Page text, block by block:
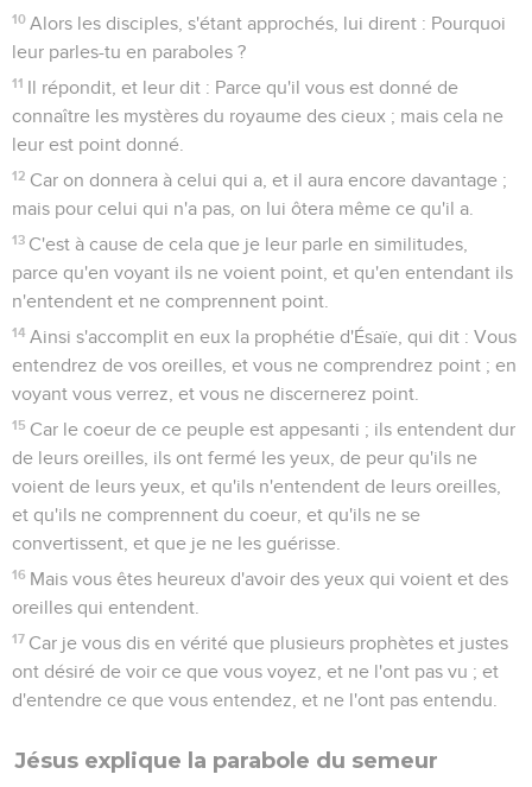
10 Alors les disciples, s'étant approchés, lui dirent : Pourquoi
leur parles-tu en paraboles ?
11 Il répondit, et leur dit : Parce qu'il vous est donné de
connaître les mystères du royaume des cieux ; mais cela ne
leur est point donné.
12 Car on donnera à celui qui a, et il aura encore davantage ;
mais pour celui qui n'a pas, on lui ôtera même ce qu'il a.
13 C'est à cause de cela que je leur parle en similitudes,
parce qu'en voyant ils ne voient point, et qu'en entendant ils
n'entendent et ne comprennent point.
14 Ainsi s'accomplit en eux la prophétie d'Ésaïe, qui dit : Vous
entendrez de vos oreilles, et vous ne comprendrez point ; en
voyant vous verrez, et vous ne discernerez point.
15 Car le coeur de ce peuple est appesanti ; ils entendent dur
de leurs oreilles, ils ont fermé les yeux, de peur qu'ils ne
voient de leurs yeux, et qu'ils n'entendent de leurs oreilles,
et qu'ils ne comprennent du coeur, et qu'ils ne se
convertissent, et que je ne les guérisse.
16 Mais vous êtes heureux d'avoir des yeux qui voient et des
oreilles qui entendent.
17 Car je vous dis en vérité que plusieurs prophètes et justes
ont désiré de voir ce que vous voyez, et ne l'ont pas vu ; et
d'entendre ce que vous entendez, et ne l'ont pas entendu.
Jésus explique la parabole du semeur